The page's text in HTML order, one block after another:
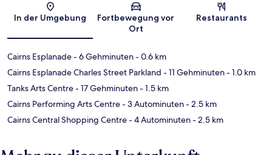
Karte
In der Umgebung
Fortbewegung vor
Ort
Restaurants
Cairns Esplanade- 6 Gehminuten- 0.6 km
Cairns Esplanade Charles Street Parkland - 11 Gehminuten- 1.0 km
Tanks Arts Centre- 17 Gehminuten- 1.5 km
Cairns Performing Arts Centre- 3 Autominuten- 2.5 km
Cairns Central Shopping Centre- 4 Autominuten- 2.5 km